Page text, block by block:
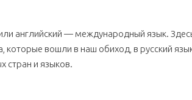
английский — международный язык.
которые вошли в наш обиход, в русский
стран и языков.